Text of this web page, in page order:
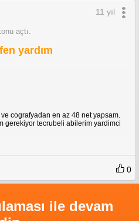
açtı.
11 yıl
yardım
cografyadan en az 48 net yapsam.
gerekiyor tecrubeli abilerim yardimci
0
ile devam